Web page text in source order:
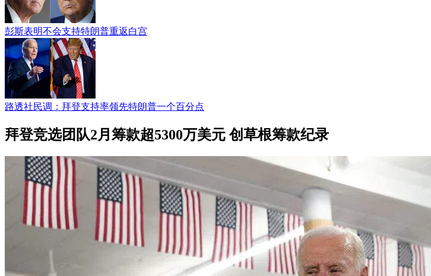
彭斯表明不会支持特朗普重返白宫
路透社民调：拜登支持率领先特朗普一个百分点
拜登竞选团队2月筹款超5300万美元 创草根筹款纪录